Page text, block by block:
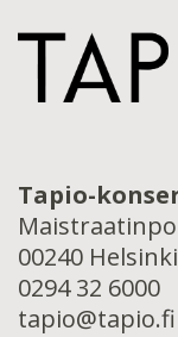
Tapio-
00240 Helsinki
0294 32 6000
tapio@tapio.fi